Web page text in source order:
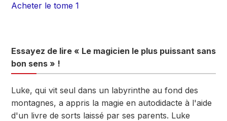
Acheter le tome 1
Essayez de lire « Le magicien le plus puissant sans
bon sens » !
Luke, qui vit seul dans un labyrinthe au fond des
montagnes, a appris la magie en autodidacte à l'aide
d'un livre de sorts laissé par ses parents. Luke